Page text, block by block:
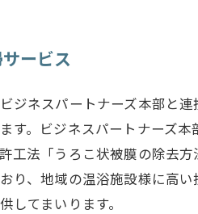
ービス
ジネスパートナーズ本部と
す。ビジネスパートナーズ本
工法「うろこ状被膜の除去方
り、地域の温浴施設様に高
てまいります。